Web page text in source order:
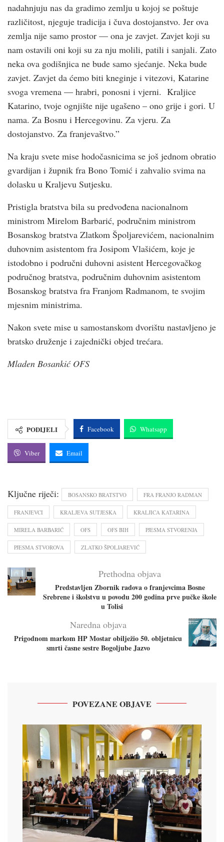
nadahnjuju nas da gradimo zemlju u kojoj se poštuje
različitost, njeguje tradicija i čuva dostojanstvo. Jer ova
zemlja nije samo prostor — ona je zavjet. Zavjet koji su
nam ostavili oni koji su za nju molili, patili i sanjali. Zato
neka ova godišnjica ne bude samo sjećanje. Neka bude
zavjet. Zavjet da ćemo biti kneginje i vitezovi, Katarine
svoga vremena — hrabri, ponosni i vjerni. Kraljice
Katarino, tvoje ognjište nije ugašeno – ono grije i gori. U
nama. Za Bosnu i Hercegovinu. Za vjeru. Za
dostojanstvo. Za franjevaštvo.”
Na kraju svete mise hodočasnicima se još jednom obratio
gvardijan i župnik fra Bono Tomić i zahvalio svima na
dolasku u Kraljevu Sutjesku.
Pristigla bratstva bila su predvođena nacionalnom
ministrom Mirelom Barbarić, područnim ministrom
Bosanskog bratstva Zlatkom Špoljarevićem, nacionalnim
duhovnim asistentom fra Josipom Vlašićem, koje je
istodobno i područni duhovni asistent Hercegovačkog
područnog bratstva, područnim duhovnim asistentom
Bosanskog bratstva fra Franjom Radmanom, te svojim
mjesnim ministrima.
Nakon svete mise u samostanskom dvorištu nastavljeno je
bratsko druženje i zajednički objed trećara.
Mladen Bosankić OFS
PODIJELI Facebook Whatsapp
Viber Email
Ključne riječi: BOSANSKO BRATSTVO FRA FRANJO RADMAN
FRANJEVCI KRALJEVA SUTJESKA KRALJICA KATARINA
MIRELA BARBARIĆ OFS OFS BIH PJESMA STVORENJA
PJESMA STVOROVA ZLATKO ŠPOLJAREVIĆ
Prethodna objava
Predstavljen Zbornik radova o franjevcima Bosne
Srebrene i školstvu u povodu 200 godina prve pučke škole
u Tolisi
Naredna objava
Prigodnom markom HP Mostar obilježio 50. obljetnicu
smrti časne sestre Bogoljube Jazvo
POVEZANE OBJAVE